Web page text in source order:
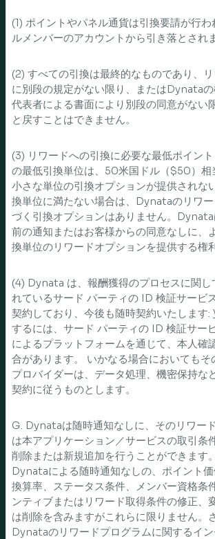
(1) ポイントやパネル通貨は引換要請が行
ルメンバーのアカウントから引き落とされま
(2) すべての引換は最終的なものであり、
に別段の規定がない限り、またはDynata
代表者による書面により別段の同意がない
と戻すことはできません。
(3) リワードへの引換に必要な最低ポイン
の最低引換単位は、50米国ドル（$50）相
小さな単位の引換オプションが提供されな
換単位に満たない場合は、Dynataのリワ
づく引換オプションはありません。
前の通知またはお客様からの同意なしに、
換単位のリワードオプションを提供する権
(4) Dynata は、報酬獲得のプロセスに関し
れているサード パーティの ID 検証サービ
契約しており、今後も随時契約いたします:
するには、サード パーティの ID 検証サー
によるプラットフォームを通じて、本人確
合があります。 いかなる場合においてもそ
プロバイダーは、データ処理、機密保持な
契約に従うものとします。
G. Dynataは随時通知なしに、そのリワー
は本アプリケーション／サービスの取引条
削除または新規追加を行うことができます
Dynataによる随時通知なしの、ポイント価
換算率、ステータス条件、メンバー資格条
ンティブまたはリワード取得条件の修正、
は削除を含みますがこれらに限りません。
Dynataのリワードプログラムに関するイ